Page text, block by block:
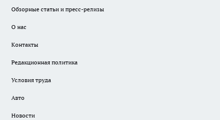
Обзорные статьи и пресс-релизы
О нас
Контакты
Редакционная политика
Условия труда
Авто
Новости